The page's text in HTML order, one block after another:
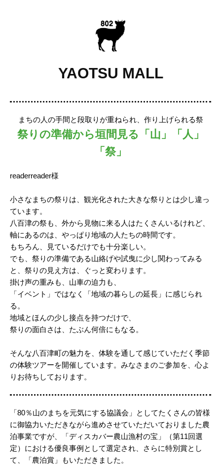
YAOTSU MALL
まちの人の手間と段取りが重ねられ、作り上げられる祭
祭りの準備から垣間見る「山」「人」
「祭」
readerreader様
小さなまちの祭りは、観光化された大きな祭りとは少し違っ
ています。
八百津の祭も、外から見物に来る人はたくさんいるけれど、
軸にあるのは、やっぱり地域の人たちの時間です。
もちろん、見ているだけでも十分楽しい。
でも、祭りの準備である山絡げや試曳に少し関わってみる
と、祭りの見え方は、ぐっと変わります。
掛け声の重みも、山車の迫力も、
「イベント」ではなく「地域の暮らしの延長」に感じられ
る。
地域とほんの少し接点を持つだけで、
祭りの面白さは、たぶん何倍にもなる。
そんな八百津町の魅力を、体験を通して感じていただく季節
の体験ツアーを開催しています。みなさまのご参加を、心よ
りお待ちしております。
「80％山のまちを元気にする協議会」としてたくさんの皆様
に御協力いただきながら進めさせていただいておりました農
泊事業ですが、「ディスカバー農山漁村の宝」（第11回選
定）における優良事例として選定され、さらに特別賞とし
て、「農泊賞」もいただきました。